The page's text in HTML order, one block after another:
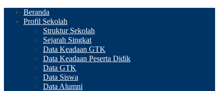
Beranda
Profil Sekolah
Struktur Sekolah
Sejarah Singkat
Data Keadaan GTK
Data Keadaan Peserta Didik
Data GTK
Data Siswa
Data Alumni